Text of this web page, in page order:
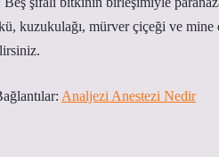
kuzukulağı, mürver çiçeği ve
Analjezi Anestezi Nedir